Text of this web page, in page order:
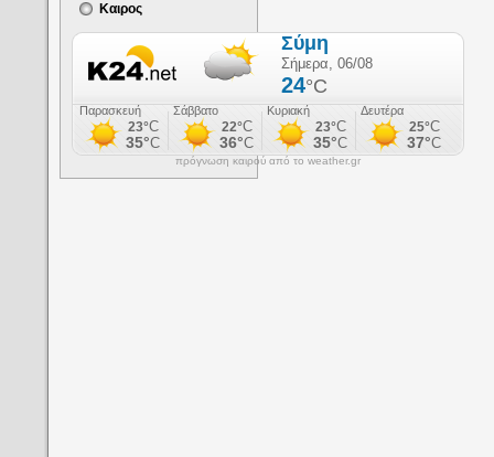
Καιρος
πρόγνωση καιρού από το weather.gr